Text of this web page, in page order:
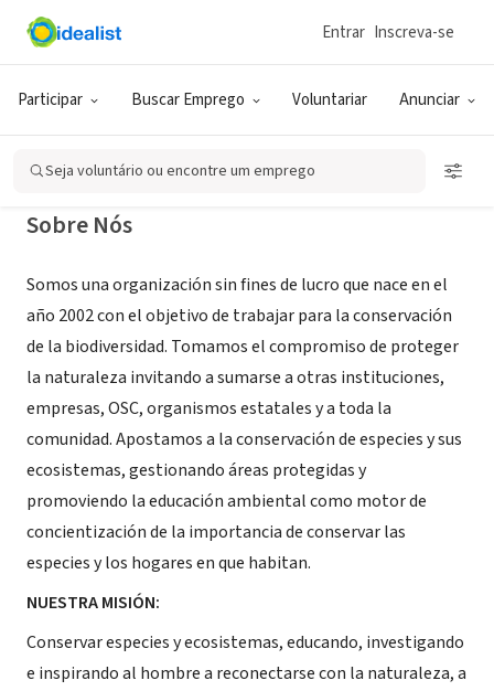
Participar Buscar Emprego Voluntariar Anunciar
Entrar Inscreva-se
Seja voluntário ou encontre um emprego
ONG (SETOR SOCIAL)
Fundación Temaikèn
Sobre Nós
Somos una organización sin fines de lucro que nace en el
año 2002 con el objetivo de trabajar para la conservación
de la biodiversidad. Tomamos el compromiso de proteger
la naturaleza invitando a sumarse a otras instituciones,
empresas, OSC, organismos estatales y a toda la
comunidad. Apostamos a la conservación de especies y sus
ecosistemas, gestionando áreas protegidas y
promoviendo la educación ambiental como motor de
concientización de la importancia de conservar las
especies y los hogares en que habitan.
NUESTRA MISIÓN:
Conservar especies y ecosistemas, educando, investigando
e inspirando al hombre a reconectarse con la naturaleza, a